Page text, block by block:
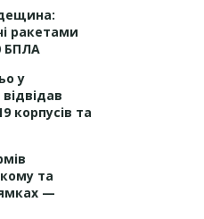
ракетами
БПЛА
у
корпусів та
та
—